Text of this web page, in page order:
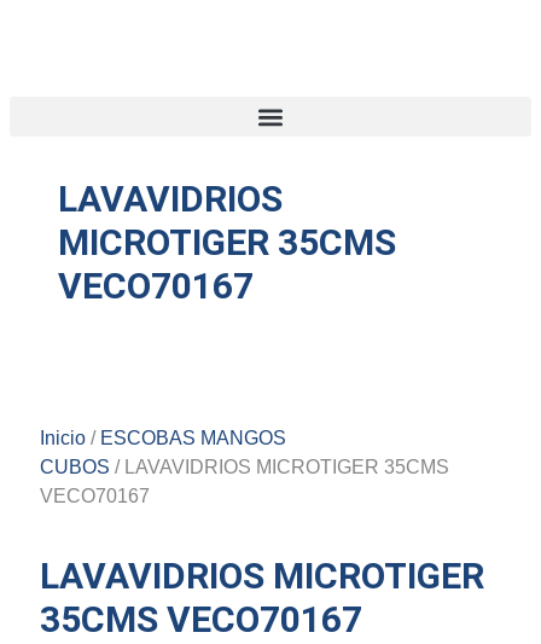
LAVAVIDRIOS
MICROTIGER 35CMS
VECO70167
Inicio / ESCOBAS MANGOS
CUBOS / LAVAVIDRIOS MICROTIGER 35CMS
VECO70167
LAVAVIDRIOS MICROTIGER
35CMS VECO70167